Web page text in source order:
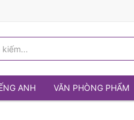
ANH VĂN PHÒNG PHẨM